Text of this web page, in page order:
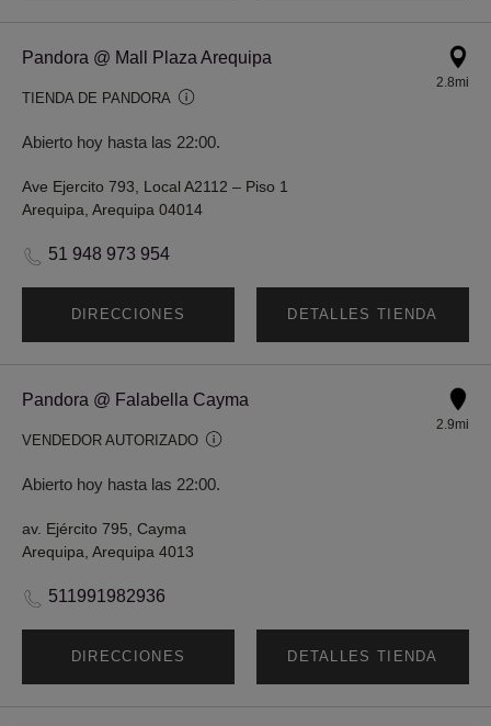
Pandora @ Mall Plaza Arequipa
TIENDA DE PANDORA
Abierto hoy hasta las 22:00.
2.8mi
Ave Ejercito 793, Local A2112 – Piso 1
Arequipa, Arequipa 04014
51 948 973 954
DIRECCIONES DETALLES TIENDA
Pandora @ Falabella Cayma
VENDEDOR AUTORIZADO
Abierto hoy hasta las 22:00.
2.9mi
av. Ejército 795, Cayma
Arequipa, Arequipa 4013
511991982936
DIRECCIONES DETALLES TIENDA